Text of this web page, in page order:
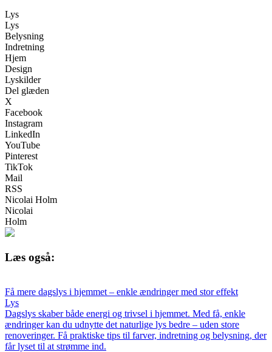
Lys
Lys
Belysning
Indretning
Hjem
Design
Lyskilder
Del glæden
X
Facebook
Instagram
LinkedIn
YouTube
Pinterest
TikTok
Mail
RSS
Nicolai Holm
Nicolai
Holm
Læs også:
Få mere dagslys i hjemmet – enkle ændringer med stor effekt
Lys
Dagslys skaber både energi og trivsel i hjemmet. Med få, enkle
ændringer kan du udnytte det naturlige lys bedre – uden store
renoveringer. Få praktiske tips til farver, indretning og belysning, der
får lyset til at strømme ind.